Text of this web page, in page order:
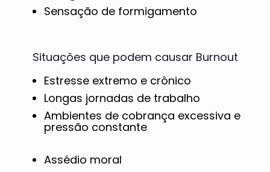
Sensação de formigamento
Situações que podem causar Burnout
Estresse extremo e crônico
Longas jornadas de trabalho
Ambientes de cobrança excessiva e
pressão constante
Assédio moral